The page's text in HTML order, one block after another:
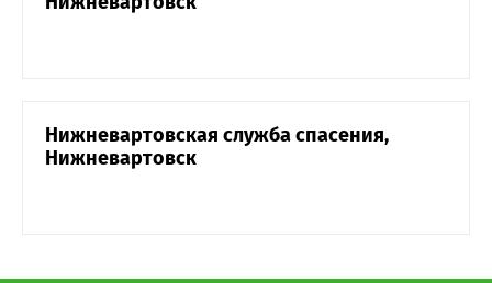
Нижневартовская служба спасения,
Нижневартовск